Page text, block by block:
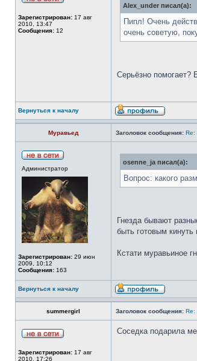
Зарегистрирован: 17 авг
2010, 13:47
Сообщения: 12
Alex_under писал(а):
Пипл! Очень
очень советую,
Серьёзно помогает?
Вернуться к началу
Муравьед Заголовок сообщения: Re:
Администратор
Зарегистрирован: 29 июн
2009, 10:12
Сообщения: 163
osenne_ja писал(а):
Вопрос: какого
Гнезда бывают
быть готовым
Кстати муравьиное
Вернуться к началу
summergirl Заголовок сообщения: Re:
Зарегистрирован: 17 авг
2010, 17:26
Соседка подарила